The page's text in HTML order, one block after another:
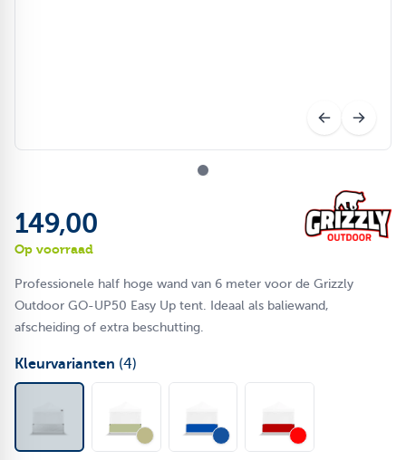
149,00
Op voorraad
Professionele half hoge wand van 6 meter voor de Grizzly
Outdoor GO-UP50 Easy Up tent. Ideaal als baliewand,
afscheiding of extra beschutting.
Kleurvarianten (4)